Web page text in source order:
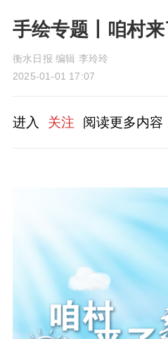
手绘专题丨咱村
衡水日报 编辑 李玲玲
2025-01-01 17:07
进入 关注 阅读更多内容